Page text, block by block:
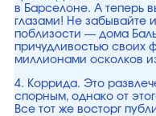
в Барселоне. А теперь
глазами! Не забывайте
поблизости — дома
причудливостью своих
миллионами осколков
4. Коррида. Это
спорным, однако от
Все тот же восторг